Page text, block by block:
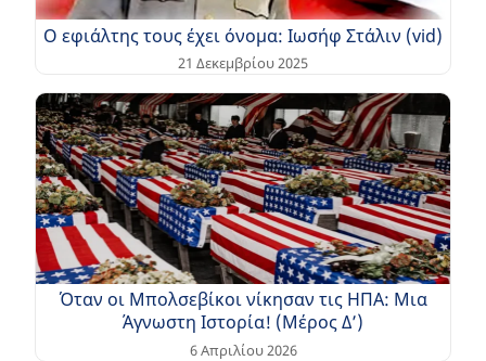
Ο εφιάλτης τους έχει όνομα: Ιωσήφ Στάλιν (vid)
21 Δεκεμβρίου 2025
Όταν οι Μπολσεβίκοι νίκησαν τις ΗΠΑ: Μια
Άγνωστη Ιστορία! (Μέρος Δ’)
6 Απριλίου 2026